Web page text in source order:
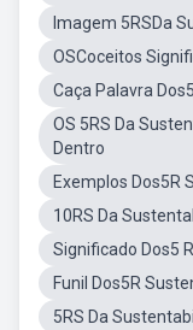
Imagem 5RSDa
OSCoceitos
Caça Palavra
OS 5RS Da
Dentro
Exemplos Dos5R
10RS Da
Significado Dos5
Funil Dos5R
5RS Da